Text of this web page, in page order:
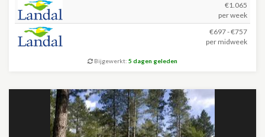
€1.065
per week
€697 - €757
per midweek
Bijgewerkt: 5 dagen geleden